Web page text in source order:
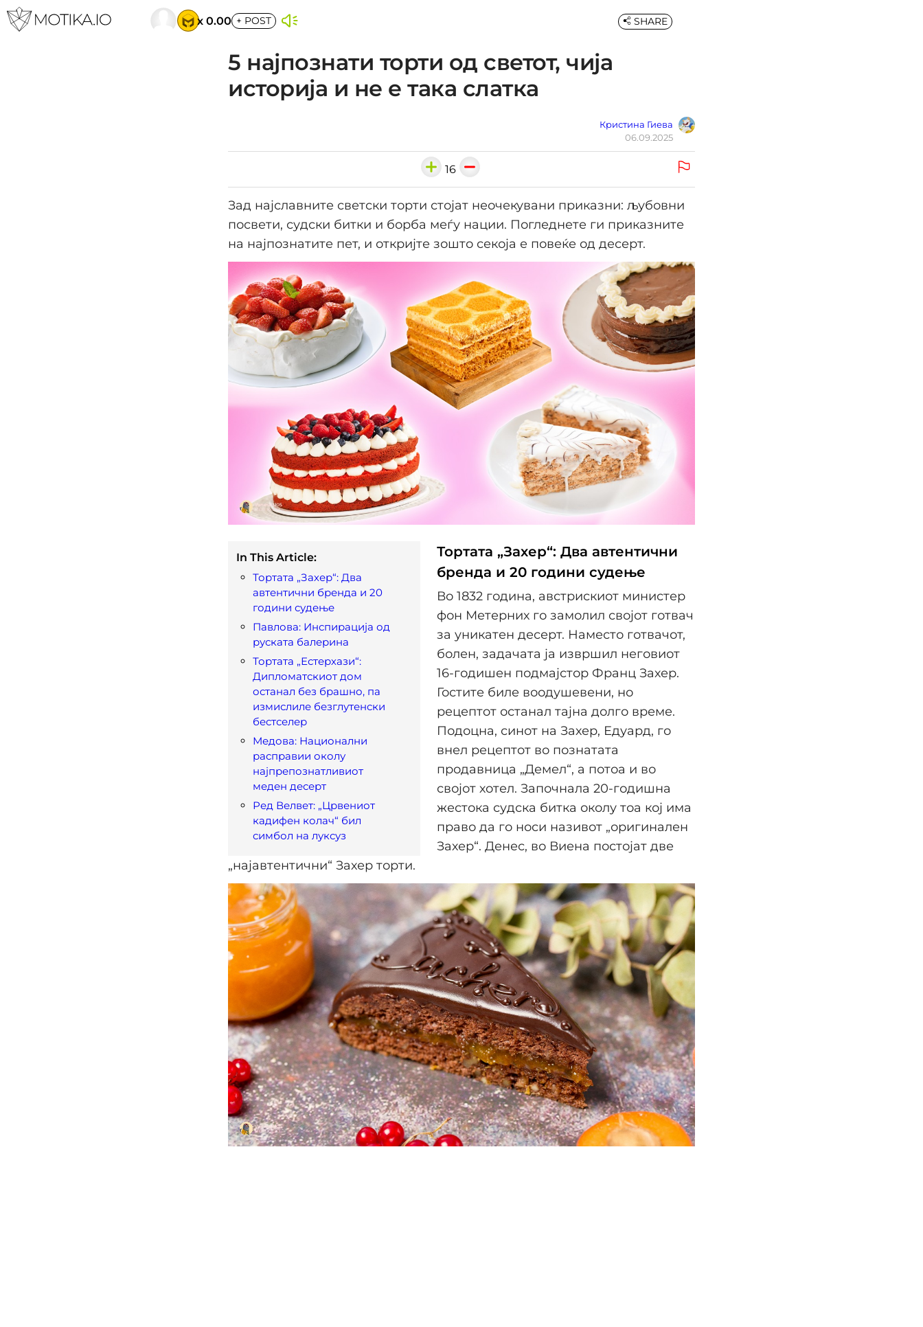
x 0.00 + POST
5 најпознати торти од светот, чија
историја и не е така слатка
Кристина Гиева
06.09.2025
SHARE
16
Зад најславните светски торти стојат неочекувани приказни: љубовни
посвети, судски битки и борба меѓу нации. Погледнете ги приказните
на најпознатите пет, и откријте зошто секоја е повеќе од десерт.
In This Article:
Тортата „Захер“: Два
автентични бренда и 20
години судење
Павлова: Инспирација од
руската балерина
Тортата „Естерхази“:
Дипломатскиот дом
останал без брашно, па
измислиле безглутенски
бестселер
Медова: Национални
расправии околу
најпрепознатливиот
меден десерт
Ред Велвет: „Црвениот
кадифен колач“ бил
симбол на луксуз
Тортата „Захер“: Два автентични
бренда и 20 години судење
Во 1832 година, австрискиот министер
фон Метерних го замолил својот готвач
за уникатен десерт. Наместо готвачот,
болен, задачата ја извршил неговиот
16-годишен подмајстор Франц Захер.
Гостите биле воодушевени, но
рецептoт останал тајна долго време.
Подоцна, синот на Захер, Едуард, го
внел рецептoт во познатата
продавница „Демел“, а потоа и во
својот хотел. Започнала 20-годишна
жестока судска битка околу тоа кој има
право да го носи називот „оригинален
Захер“. Денес, во Виена постојат две
„најавтентични“ Захер торти.